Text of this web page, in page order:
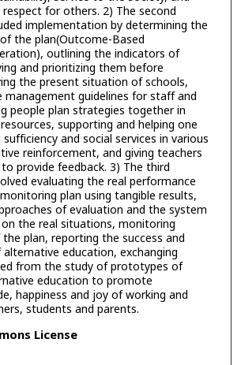
for others. 2) The second
implementation by determining the
the plan(Outcome-Based
outlining the indicators of
and prioritizing them before
the present situation of schools,
management guidelines for staff and
people plan strategies together in
supporting and helping one
and social services in various
reinforcement, and giving teachers
provide feedback. 3) The third
evaluating the real performance
plan using tangible results,
of evaluation and the system
the real situations, monitoring
plan, reporting the success and
education, exchanging
from the study of prototypes of
education to promote
happiness and joy of working and
students and parents.
License